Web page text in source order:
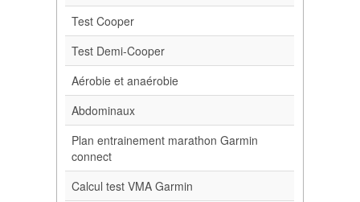
Test Cooper
Test Demi-Cooper
Aérobie et anaérobie
Abdominaux
Plan entrainement marathon Garmin
connect
Calcul test VMA Garmin